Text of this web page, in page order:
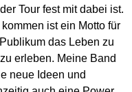
Tour fest mit dabei ist.
ist ein Motto für
das Leben zu
erleben. Meine Band
neue Ideen und